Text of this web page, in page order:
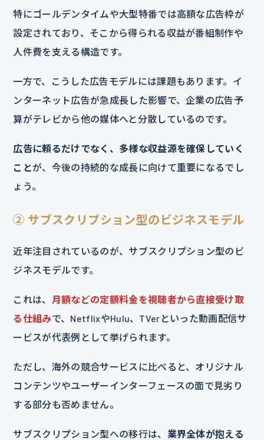
特にゴールデンタイムや大型特番では高額な広告枠が
設定されており、そこから得られる収益が番組制作や
人件費を支える構造です。
一方で、こうした広告モデルには課題もあります。イ
ンターネット広告が急成長した影響で、企業の広告予
算がテレビから他の媒体へと分散しているのです。
広告に頼るだけでなく、多様な収益源を確保していく
ことが、今後の持続的な成長に向けて重要になるでし
ょう。
② サブスクリプション型のビジネスモデル
近年注目されているのが、サブスクリプション型のビ
ジネスモデルです。
これは、
月額などの定額料金を視聴者から直接受け取
る仕組みで、NetflixやHulu、TVerといった動画配信サ
ービスが代表例として挙げられます。
ただし、海外の競合サービスに比べると、オリジナル
コンテンツやユーザーインターフェースの面で見劣り
する部分も否めません。
サブスクリプション型への移行は、 業界全体が抱える